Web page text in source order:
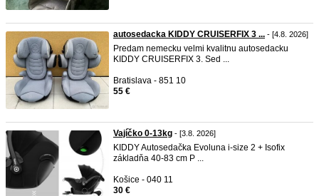
autosedacka KIDDY CRUISERFIX 3 ... - [4.8. 2026]
Predam nemecku velmi kvalitnu autosedacku
KIDDY CRUISERFIX 3. Sed ...
Bratislava - 851 10
55 €
Vajíčko 0-13kg - [3.8. 2026]
KIDDY Autosedačka Evoluna i-size 2 + Isofix
základňa 40-83 cm P ...
Košice - 040 11
30 €